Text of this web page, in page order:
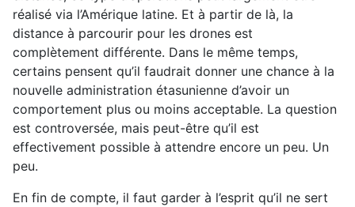
réalisé via l’Amérique latine. Et à partir de là, la
distance à parcourir pour les drones est
complètement différente. Dans le même temps,
certains pensent qu’il faudrait donner une chance à la
nouvelle administration étasunienne d’avoir un
comportement plus ou moins acceptable. La question
est controversée, mais peut-être qu’il est
effectivement possible à attendre encore un peu. Un
peu.
En fin de compte, il faut garder à l’esprit qu’il ne sert